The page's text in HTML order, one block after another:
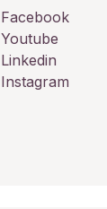
Facebook
Youtube
Linkedin
Instagram